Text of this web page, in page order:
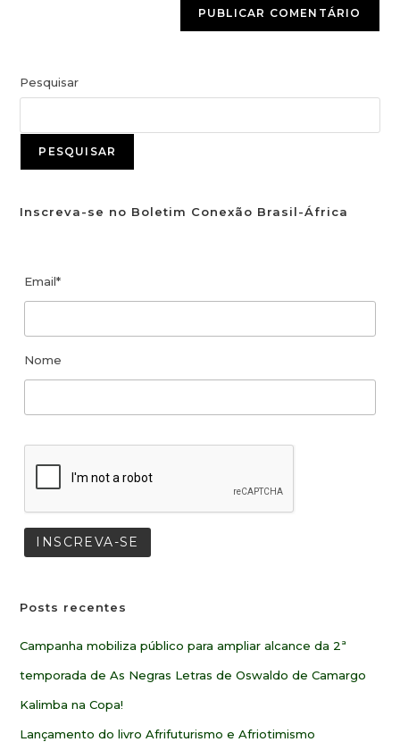
Pesquisar
PESQUISAR
Inscreva-se no Boletim Conexão Brasil-África
Email*
Nome
Posts recentes
Campanha mobiliza público para ampliar alcance da 2ª
temporada de As Negras Letras de Oswaldo de Camargo
Kalimba na Copa!
Lançamento do livro Afrifuturismo e Afriotimismo